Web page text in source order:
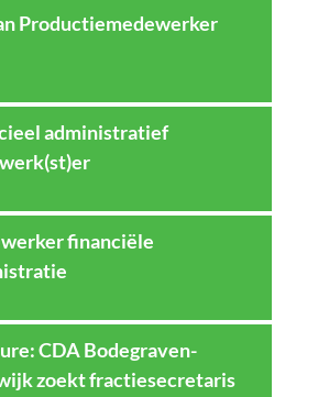
Productiemedewerker
administratief
financiële
CDA Bodegraven-
zoekt fractiesecretaris